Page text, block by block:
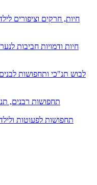
חיות, חרקים וציפורים
חיות ודמויות חביבות
לבוש תנ"כי ותחפושות
תחפושות רבנים,
תחפושות לפעוטות